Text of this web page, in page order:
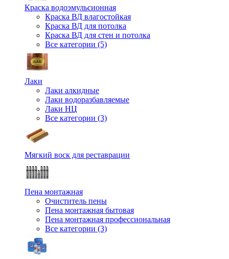
Краска водоэмульсионная
Краска ВД влагостойкая
Краска ВД для потолка
Краска ВД для стен и потолка
Все категории (5)
Лаки
Лаки алкидные
Лаки водоразбавляемые
Лаки НЦ
Все категории (3)
Мягкий воск для реставрации
Пена монтажная
Очиститель пены
Пена монтажная бытовая
Пена монтажная профессиональная
Все категории (3)